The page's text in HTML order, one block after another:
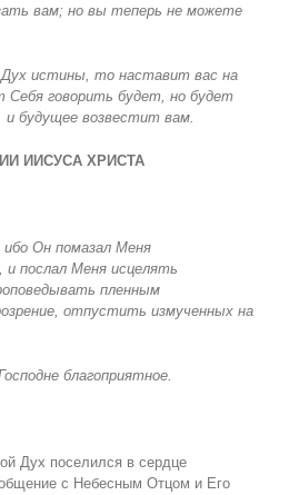
вам; но вы теперь не можете
истины, то наставит вас на
Себя говорить будет, но будет
будущее возвестит вам.
ИИСУСА ХРИСТА
ибо Он помазал Меня
послал Меня исцелять
пленным
отпустить измученных на
благоприятное.
Дух поселился в сердце
общение с Небесным Отцом и Его